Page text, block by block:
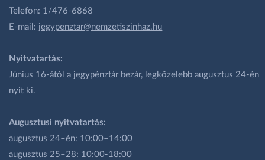
Telefon: 1/476-6868
E-mail: jegypenztar@nemzetiszinhaz.hu
Nyitvatartás:
Június 16-ától a jegypénztár bezár, legközelebb augusztus 24-én
nyit ki.
Augusztusi nyitvatartás:
augusztus 24–én: 10:00–14:00
augusztus 25–28: 10:00-18:00